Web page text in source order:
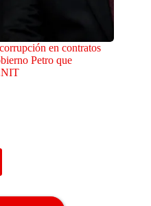
en contratos
Petro que